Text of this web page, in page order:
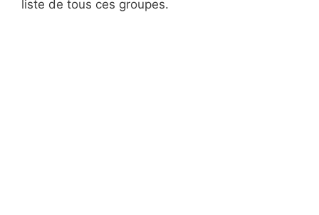
liste de tous ces groupes.